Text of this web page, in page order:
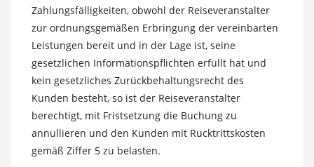
Zahlungsfälligkeiten, obwohl der Reiseveranstalter
zur ordnungsgemäßen Erbringung der vereinbarten
Leistungen bereit und in der Lage ist, seine
gesetzlichen Informationspflichten erfüllt hat und
kein gesetzliches Zurückbehaltungsrecht des
Kunden besteht, so ist der Reiseveranstalter
berechtigt, mit Fristsetzung die Buchung zu
annullieren und den Kunden mit Rücktrittskosten
gemäß Ziffer 5 zu belasten.